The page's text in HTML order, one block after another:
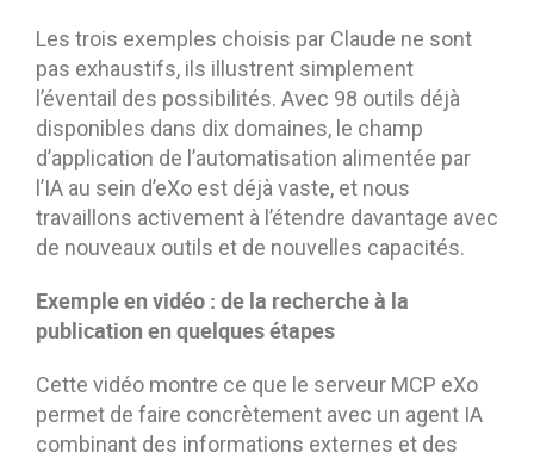
Les trois exemples choisis par Claude ne sont
pas exhaustifs, ils illustrent simplement
l’éventail des possibilités. Avec 98 outils déjà
disponibles dans dix domaines, le champ
d’application de l’automatisation alimentée par
l’IA au sein d’eXo est déjà vaste, et nous
travaillons activement à l’étendre davantage avec
de nouveaux outils et de nouvelles capacités.
Exemple en vidéo : de la recherche à la
publication en quelques étapes
Cette vidéo montre ce que le serveur MCP eXo
permet de faire concrètement avec un agent IA
combinant des informations externes et des